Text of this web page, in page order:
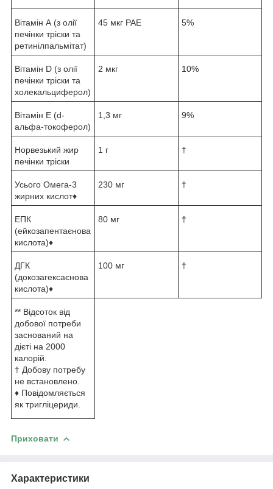
Вітамін А (з олії
печінки тріски та
ретинілпальмітат)
45 мкг РАЕ 5%
Вітамін D (з олії
печінки тріски та
холекальциферол)
2 мкг 10%
Вітамін Е (d-
альфа-токоферол)
1,3 мг 9%
Норвезький жир
печінки тріски
1 г †
Усього Омега-3
жирних кислот♦
230 мг †
ЕПК
(ейкозапентаєнова
кислота)♦
80 мг †
ДГК
(докозагексаєнова
кислота)♦
100 мг †
** Відсоток від
добової потреби
заснований на
дієті на 2000
калорій.
† Добову потребу
не встановлено.
♦ Повідомляється
як тригліцериди.
Приховати
Характеристики